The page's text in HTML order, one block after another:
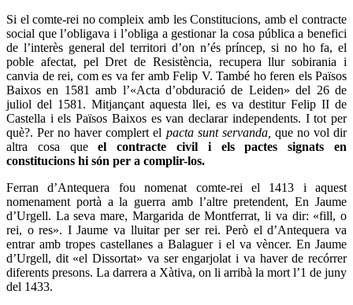
Si el comte-rei no compleix amb les Constitucions, amb el contracte
social que l’obligava i l’obliga a gestionar la cosa pública a benefici
de l’interès general del territori d’on n’és príncep, si no ho fa, el
poble afectat, pel Dret de Resistència, recupera llur sobirania i
canvia de rei, com es va fer amb Felip V. També ho feren els Països
Baixos en 1581 amb l’«Acta d’obduració de Leiden» del 26 de
juliol del 1581. Mitjançant aquesta llei, es va destitur Felip II de
Castella i els Països Baixos es van declarar independents. I tot per
què?. Per no haver complert el pacta sunt servanda, que no vol dir
altra cosa queel contracte civil i els pactes signats en
constitucions hi són per a complir-los.
Ferran d’Antequera fou nomenat comte-rei el 1413 i aquest
nomenament portà a la guerra amb l’altre pretendent, En Jaume
d’Urgell. La seva mare, Margarida de Montferrat, li va dir: «fill, o
rei, o res». I Jaume va lluitar per ser rei. Però el d’Antequera va
entrar amb tropes castellanes a Balaguer i el va vèncer. En Jaume
d’Urgell, dit «el Dissortat» va ser engarjolat i va haver de recórrer
diferents presons. La darrera a Xàtiva, on li arribà la mort l’1 de juny
del 1433.